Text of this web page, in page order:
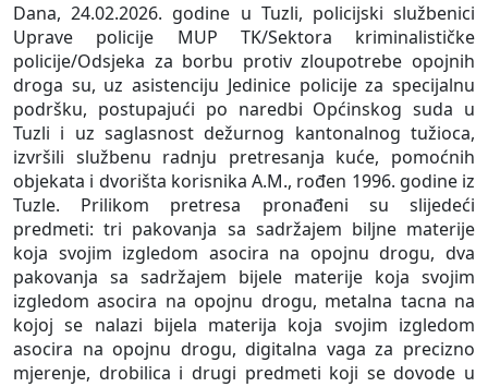
Dana, 24.02.2026. godine u Tuzli, policijski službenici
Uprave policije MUP TK/Sektora kriminalističke
policije/Odsjeka za borbu protiv zloupotrebe opojnih
droga su, uz asistenciju Jedinice policije za specijalnu
podršku, postupajući po naredbi Općinskog suda u
Tuzli i uz saglasnost dežurnog kantonalnog tužioca,
izvršili službenu radnju pretresanja kuće, pomoćnih
objekata i dvorišta korisnika A.M., rođen 1996. godine iz
Tuzle. Prilikom pretresa pronađeni su slijedeći
predmeti: tri pakovanja sa sadržajem biljne materije
koja svojim izgledom asocira na opojnu drogu, dva
pakovanja sa sadržajem bijele materije koja svojim
izgledom asocira na opojnu drogu, metalna tacna na
kojoj se nalazi bijela materija koja svojim izgledom
asocira na opojnu drogu, digitalna vaga za precizno
mjerenje, drobilica i drugi predmeti koji se dovode u